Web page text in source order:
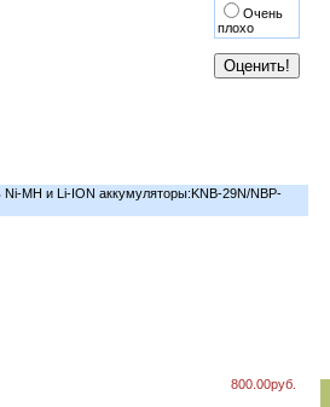
Очень
плохо
Ni-MH и Li-ION аккумуляторы:KNB-29N/NBP-
800.00руб.